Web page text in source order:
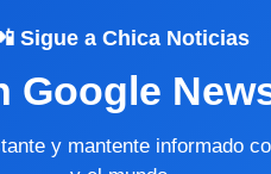
Sigue a Chica Noticias
Google
y mantente informado